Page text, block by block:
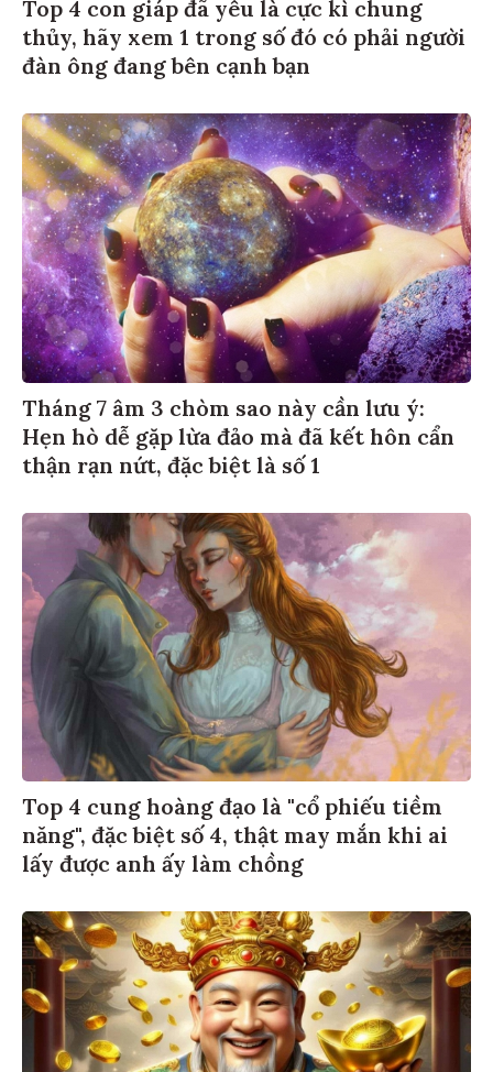
Top 4 con giáp đã yêu là cực kì chung
thủy, hãy xem 1 trong số đó có phải người
đàn ông đang bên cạnh bạn
Tháng 7 âm 3 chòm sao này cần lưu ý:
Hẹn hò dễ gặp lừa đảo mà đã kết hôn cẩn
thận rạn nứt, đặc biệt là số 1
Top 4 cung hoàng đạo là "cổ phiếu tiềm
năng", đặc biệt số 4, thật may mắn khi ai
lấy được anh ấy làm chồng